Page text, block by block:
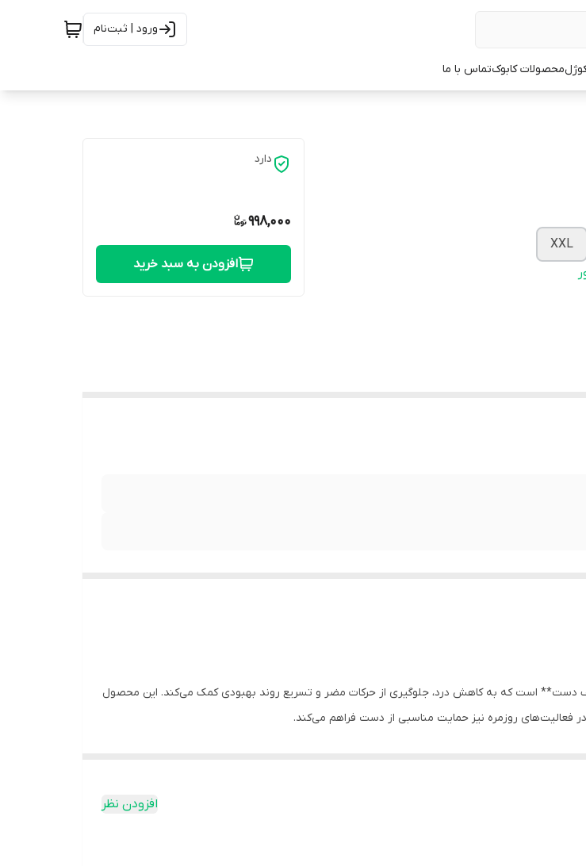
ورود | ثبت‌نام
محصولات کابوکتماس با ما
XXL
دارد
998,000
افزودن به سبد خرید
است که به کاهش درد، جلوگیری از حرکات مضر و تسریع روند بهبودی کمک می‌کند. این محصول
فعالیت‌های روزمره نیز حمایت مناسبی از دست فراهم می‌کند.
افزودن نظر